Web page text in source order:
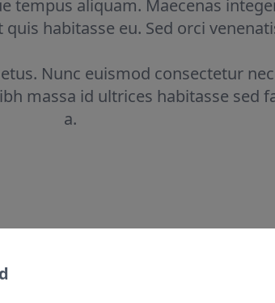
aliquam. Maecenas
habitasse eu. Sed orci
Nunc euismod consectetur
massa id ultrices habitasse sed
a.